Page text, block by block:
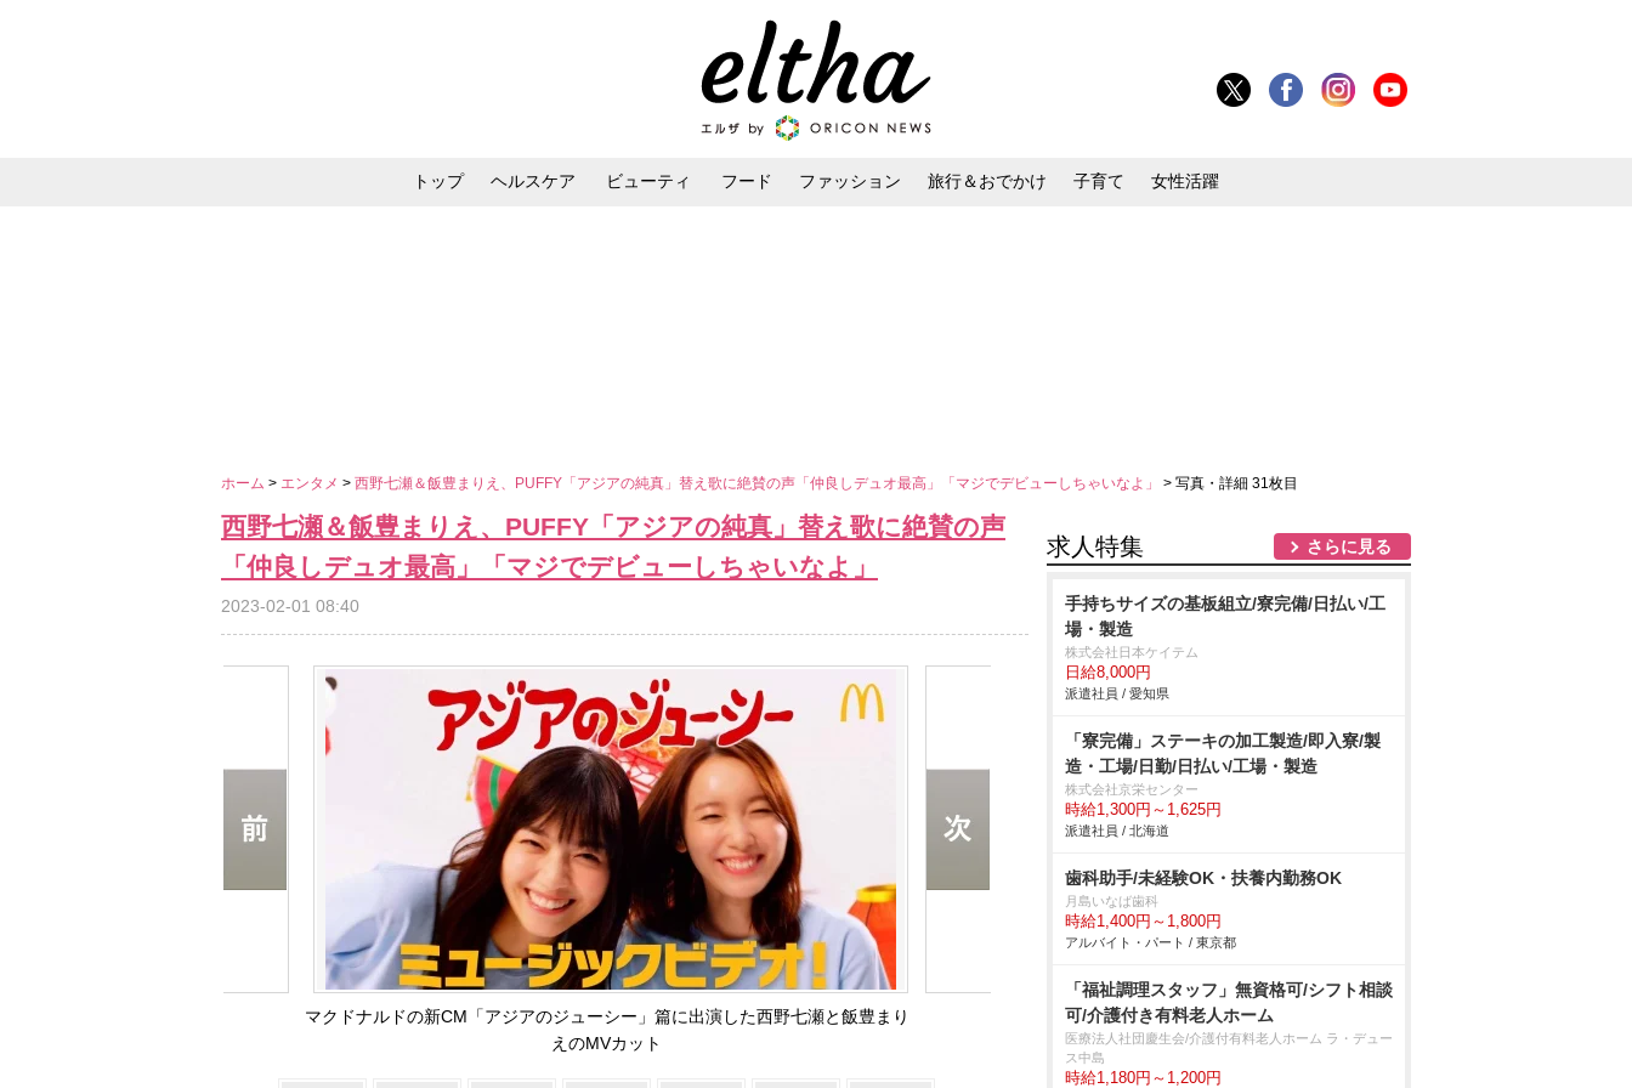
トップ ヘルスケア ビューティ フード ファッション 旅行＆おでかけ 子育て 女性活躍
ホーム > エンタメ > 西野七瀬＆飯豊まりえ、PUFFY「アジアの純真」替え歌に絶賛の声「仲良しデュオ最高」「マジでデビューしちゃいなよ」 > 写真・詳細 31枚目
西野七瀬＆飯豊まりえ、PUFFY「アジアの純真」替え歌に絶賛の声
「仲良しデュオ最高」「マジでデビューしちゃいなよ」
2023-02-01 08:40
マクドナルドの新CM「アジアのジューシー」篇に出演した西野七瀬と飯豊まり
えのMVカット
求人特集 さらに見る
手持ちサイズの基板組立/寮完備/日払い/工
場・製造
株式会社日本ケイテム
日給8,000円
派遣社員 / 愛知県
「寮完備」ステーキの加工製造/即入寮/製
造・工場/日勤/日払い/工場・製造
株式会社京栄センター
時給1,300円～1,625円
派遣社員 / 北海道
歯科助手/未経験OK・扶養内勤務OK
月島いなば歯科
時給1,400円～1,800円
アルバイト・パート / 東京都
「福祉調理スタッフ」無資格可/シフト相談
可/介護付き有料老人ホーム
医療法人社団慶生会/介護付有料老人ホーム ラ・デュー
ス中島
時給1,180円～1,200円